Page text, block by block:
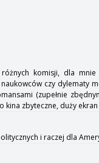
komisji, dla
czy dylematy
(zupełnie
kina zbyteczne, duży
i raczej dla